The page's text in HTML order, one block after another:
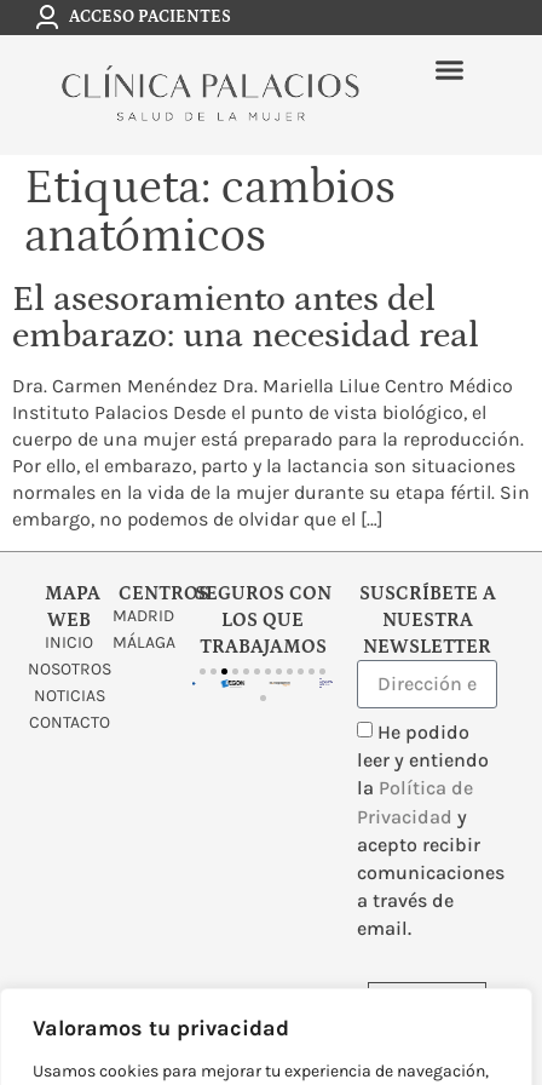
Valoramos tu privacidad
Usamos cookies para mejorar tu experiencia de navegación,
ACCESO PACIENTES
Etiqueta: cambios
anatómicos
El asesoramiento antes del
embarazo: una necesidad real
Dra. Carmen Menéndez Dra. Mariella Lilue Centro Médico
Instituto Palacios Desde el punto de vista biológico, el
cuerpo de una mujer está preparado para la reproducción.
Por ello, el embarazo, parto y la lactancia son situaciones
normales en la vida de la mujer durante su etapa fértil. Sin
embargo, no podemos de olvidar que el […]
MAPA
WEB
INICIO
NOSOTROS
NOTICIAS
CONTACTO
CENTROS
MADRID
MÁLAGA
SEGUROS CON
LOS QUE
TRABAJAMOS
SUSCRÍBETE A
NUESTRA
NEWSLETTER
He podido
leer y entiendo
la Política de
Privacidad y
acepto recibir
comunicaciones
a través de
email.